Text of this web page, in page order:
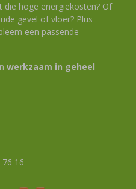
die hoge energiekosten? Of
gevel of vloer? Plus
een passende
werkzaam in geheel
16